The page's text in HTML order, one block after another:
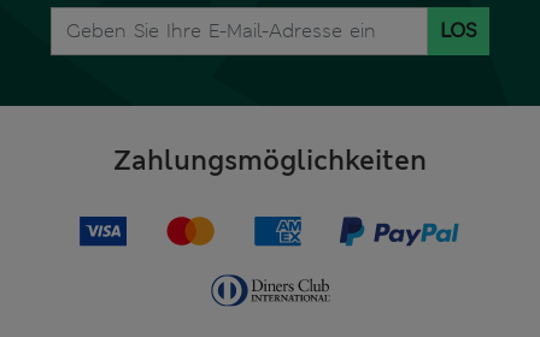
LOS
Zahlungsmöglichkeiten